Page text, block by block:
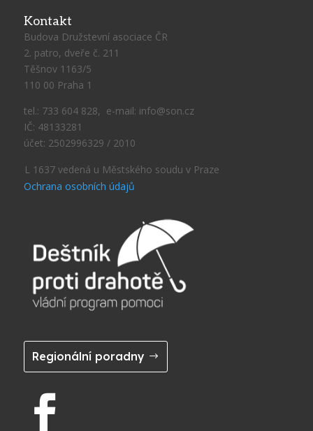
Kontakt
Budova Družstevní asociace ČR
2. patro, dveře č. 211
Těšnov 1163/5
110 00 Praha 1
tel.: 733 604 828, e-mail: info@son.cz
IČ: 48133281
účet: 2502996329 / 2010
L 1637 vedená u Městského soudu v Praze
Ochrana osobních údajů
Regionální poradny
